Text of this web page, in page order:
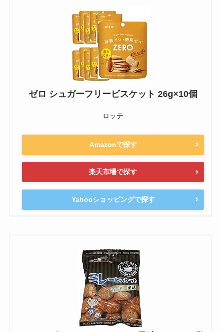
ゼロ シュガーフリービスケット 26g×10個
ロッテ
Amazonで探す
楽天市場で探す
Yahooショッピングで探す